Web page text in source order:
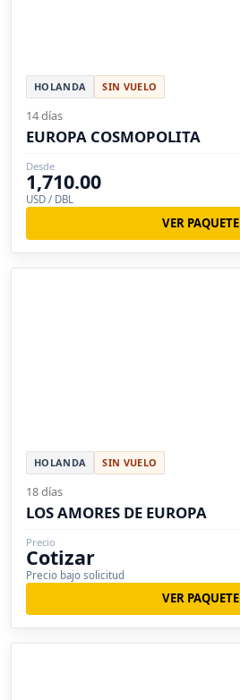
HOLANDA SIN VUELO
14 días
EUROPA COSMOPOLITA
Desde
1,710.00
USD / DBL
VER PAQUETE
HOLANDA SIN VUELO
18 días
LOS AMORES DE EUROPA
Precio
Cotizar
Precio bajo solicitud
VER PAQUETE